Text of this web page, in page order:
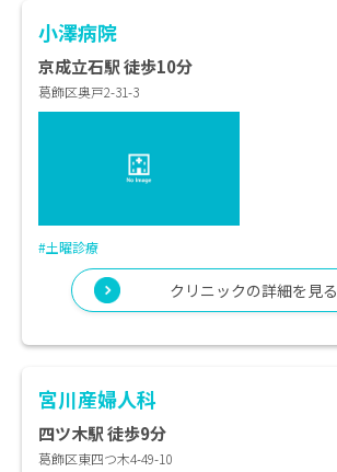
小澤病院
京成立石駅 徒歩10分
葛飾区奥戸2-31-3
#土曜診療
クリニックの詳細を見る
宮川産婦人科
四ツ木駅 徒歩9分
葛飾区東四つ木4-49-10